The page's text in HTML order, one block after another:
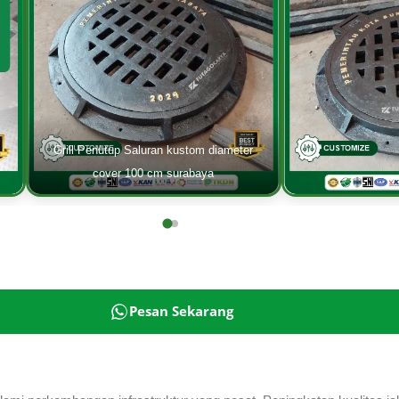
Grill Penutup Saluran kustom diameter
cover 100 cm surabaya
Pesan Sekarang